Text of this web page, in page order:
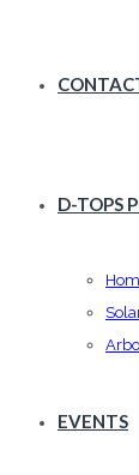
D-TOPS
EVENTS